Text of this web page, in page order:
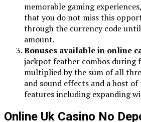
memorable gaming
that you do not miss this
through the currency code
amount.
Bonuses available in online
jackpot feather combos during
multiplied by the sum of all
and sound effects and a host
features including expanding
Online Uk Casino No